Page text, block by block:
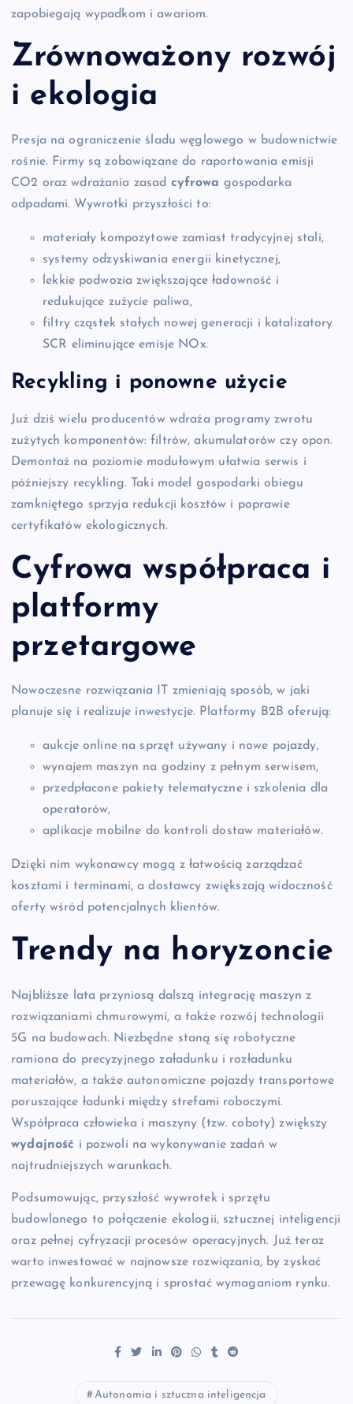
zapobiegają wypadkom i awariom.
Zrównoważony rozwój
i ekologia
Presja na ograniczenie śladu węglowego w budownictwie
rośnie. Firmy są zobowiązane do raportowania emisji
CO2 oraz wdrażania zasad cyfrowa gospodarka
odpadami. Wywrotki przyszłości to:
materiały kompozytowe zamiast tradycyjnej stali,
systemy odzyskiwania energii kinetycznej,
lekkie podwozia zwiększające ładowność i
redukujące zużycie paliwa,
filtry cząstek stałych nowej generacji i katalizatory
SCR eliminujące emisje NOx.
Recykling i ponowne użycie
Już dziś wielu producentów wdraża programy zwrotu
zużytych komponentów: filtrów, akumulatorów czy opon.
Demontaż na poziomie modułowym ułatwia serwis i
późniejszy recykling. Taki model gospodarki obiegu
zamkniętego sprzyja redukcji kosztów i poprawie
certyfikatów ekologicznych.
Cyfrowa współpraca i
platformy
przetargowe
Nowoczesne rozwiązania IT zmieniają sposób, w jaki
planuje się i realizuje inwestycje. Platformy B2B oferują:
aukcje online na sprzęt używany i nowe pojazdy,
wynajem maszyn na godziny z pełnym serwisem,
przedpłacone pakiety telematyczne i szkolenia dla
operatorów,
aplikacje mobilne do kontroli dostaw materiałów.
Dzięki nim wykonawcy mogą z łatwością zarządzać
kosztami i terminami, a dostawcy zwiększają widoczność
oferty wśród potencjalnych klientów.
Trendy na horyzoncie
Najbliższe lata przyniosą dalszą integrację maszyn z
rozwiązaniami chmurowymi, a także rozwój technologii
5G na budowach. Niezbędne staną się robotyczne
ramiona do precyzyjnego załadunku i rozładunku
materiałów, a także autonomiczne pojazdy transportowe
poruszające ładunki między strefami roboczymi.
Współpraca człowieka i maszyny (tzw. coboty) zwiększy
wydajność i pozwoli na wykonywanie zadań w
najtrudniejszych warunkach.
Podsumowując, przyszłość wywrotek i sprzętu
budowlanego to połączenie ekologii, sztucznej inteligencji
oraz pełnej cyfryzacji procesów operacyjnych. Już teraz
warto inwestować w najnowsze rozwiązania, by zyskać
przewagę konkurencyjną i sprostać wymaganiom rynku.
Autonomia i sztuczna inteligencja